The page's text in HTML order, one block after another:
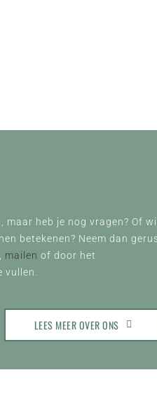
maar heb je nog vragen? Of
betekenen? Neem dan
mailen of door het
LEES MEER OVER ONS